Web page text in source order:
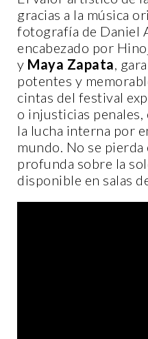
gracias a la música
fotografía de Daniel
encabezado por
y Maya Zapata,
potentes y
cintas del festival
o injusticias penales,
la lucha interna por
mundo. No se
profunda sobre la
disponible en salas